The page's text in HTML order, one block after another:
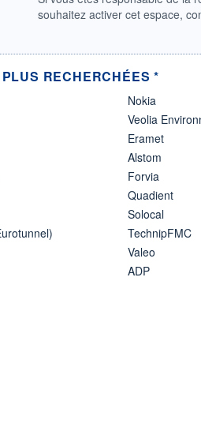
souhaitez activer cet espace,
RECHERCHÉES *
Nokia
Veolia
Eramet
Alstom
Forvia
Quadient
Solocal
TechnipFMC
Valeo
ADP